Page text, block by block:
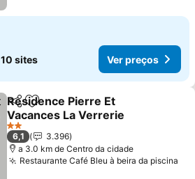
10 sites Ver preços
PartilharAdicionar aos favoritos
Residence Pierre Et
Vacances La Verrerie
2 Estrelas
6,1
3.396
a 3.0 km de Centro da cidade
Restaurante Café Bleu à beira da piscina